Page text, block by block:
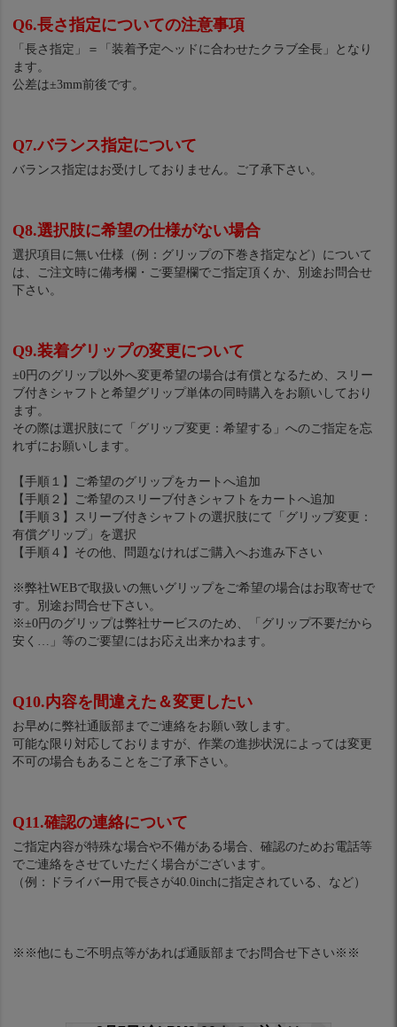
Q6.長さ指定についての注意事項
「長さ指定」＝「装着予定ヘッドに合わせたクラブ全長」となり
ます。
公差は±3mm前後です。
Q7.バランス指定について
バランス指定はお受けしておりません。ご了承下さい。
Q8.選択肢に希望の仕様がない場合
選択項目に無い仕様（例：グリップの下巻き指定など）について
は、ご注文時に備考欄・ご要望欄でご指定頂くか、別途お問合せ
下さい。
Q9.装着グリップの変更について
±0円のグリップ以外へ変更希望の場合は有償となるため、スリー
ブ付きシャフトと希望グリップ単体の同時購入をお願いしており
ます。
その際は選択肢にて「グリップ変更：希望する」へのご指定を忘
れずにお願いします。
【手順１】ご希望のグリップをカートへ追加
【手順２】ご希望のスリーブ付きシャフトをカートへ追加
【手順３】スリーブ付きシャフトの選択肢にて「グリップ変更：
有償グリップ」を選択
【手順４】その他、問題なければご購入へお進み下さい
※弊社WEBで取扱いの無いグリップをご希望の場合はお取寄せで
す。別途お問合せ下さい。
※±0円のグリップは弊社サービスのため、「グリップ不要だから
安く…」等のご要望にはお応え出来かねます。
Q10.内容を間違えた＆変更したい
お早めに弊社通販部までご連絡をお願い致します。
可能な限り対応しておりますが、作業の進捗状況によっては変更
不可の場合もあることをご了承下さい。
Q11.確認の連絡について
ご指定内容が特殊な場合や不備がある場合、確認のためお電話等
でご連絡をさせていただく場合がございます。
（例：ドライバー用で長さが40.0inchに指定されている、など）
※※他にもご不明点等があれば通販部までお問合せ下さい※※